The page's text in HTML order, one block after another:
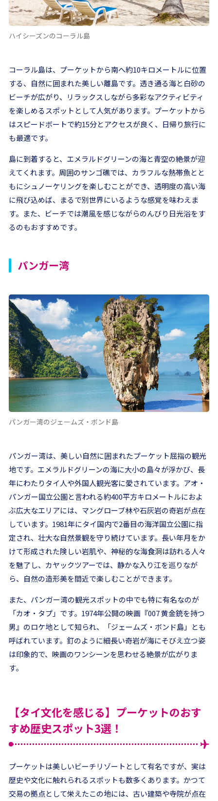
ハイシーズンのコーラル島
コーラル島は、プーケットから南へ約10キロメートルに位置
する、自然に囲まれた美しい離島です。透き通る海と白砂の
ビーチが広がり、リラックスしながら多彩なアクティビティ
を楽しめるスポットとして人気があります。プーケットから
はスピードボートで約15分とアクセスが良く、日帰り旅行に
も最適です。
島に到着すると、エメラルドグリーンの海と青空の絶景が迎
えてくれます。周囲のサンゴ礁では、カラフルな熱帯魚とと
もにシュノーケリングを楽しむことができ、透明度の高い海
に飛び込めば、まるで別世界にいるような感覚を味わえま
す。また、ビーチでは潮風を感じながらのんびり日光浴をす
るのもおすすめです。
パンガー湾
パンガー湾のジェームズ・ボンド島
パンガー湾は、美しい自然に囲まれたプーケット屈指の観光
地です。エメラルドグリーンの海に大小の島々が浮かび、長
年にわたりタイ人や外国人観光客に愛されています。アオ・
パンガー国立公園と言われる約400平方キロメートルにおよ
ぶ広大なエリアには、マングローブ林や石灰岩の奇岩が点在
しています。1981年にタイ国内で2番目の海洋国立公園に指
定され、壮大な自然景観を守り続けています。長い年月をか
けて形成された険しい岩肌や、神秘的な海食洞は訪れる人々
を魅了し、カヤックツアーでは、静かな入り江を巡りなが
ら、自然の造形美を間近で楽しむことができます。
また、パンガー湾の観光スポットの中でも特に有名なのが
「カオ・タプ」です。1974年公開の映画『007 黄金銃を持つ
男』のロケ地として知られ、「ジェームズ・ボンド島」とも
呼ばれています。釘のように細長い奇岩が海にそびえ立つ姿
は印象的で、映画のワンシーンを思わせる絶景が広がりま
す。
【タイ文化を感じる】プーケットのおす
すめ歴史スポット3選！
プーケットは美しいビーチリゾートとして有名ですが、実は
歴史や文化に触れられるスポットも数多くあります。かつて
交易の拠点として栄えたこの地には、古い建築や寺院が点在